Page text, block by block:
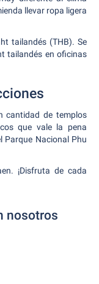
llevar ropa ligera
tailandés (THB). Se
tailandés en oficinas
cantidad de templos
que vale la pena
Parque Nacional Phu
¡Disfruta de cada
nosotros